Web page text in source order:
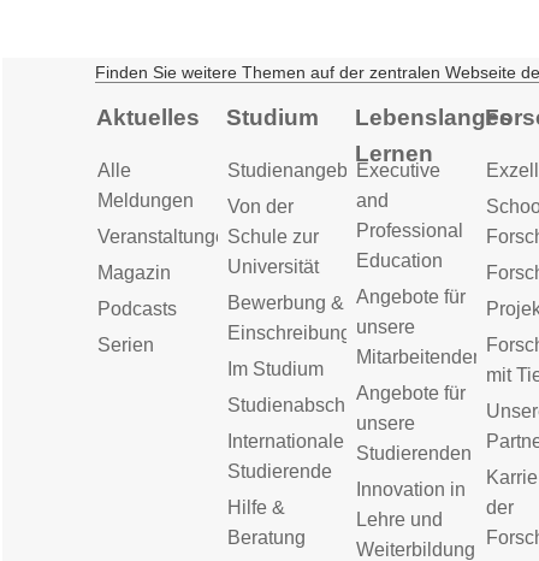
Finden Sie weitere Themen auf der zentralen Webseite
Aktuelles
Alle
Meldungen
Veranstaltungen
Magazin
Podcasts
Serien
Studium
Studienangebot
Von der
Schule zur
Universität
Bewerbung &
Einschreibung
Im Studium
Studienabschluss
Internationale
Studierende
Hilfe &
Beratung
Lebenslanges
Lernen
Executive
and
Professional
Education
Angebote für
unsere
Mitarbeitenden
Angebote für
unsere
Studierenden
Innovation in
Lehre und
Weiterbildung
mit
der